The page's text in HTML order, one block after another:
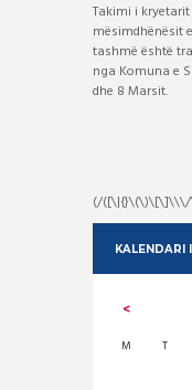
Takimi i
mësimdhënësit
tashmë është
nga Komuna e
dhe 8 Marsit.
(/([\|{}\(\)\[\]\\\/
KALENDARI
M T